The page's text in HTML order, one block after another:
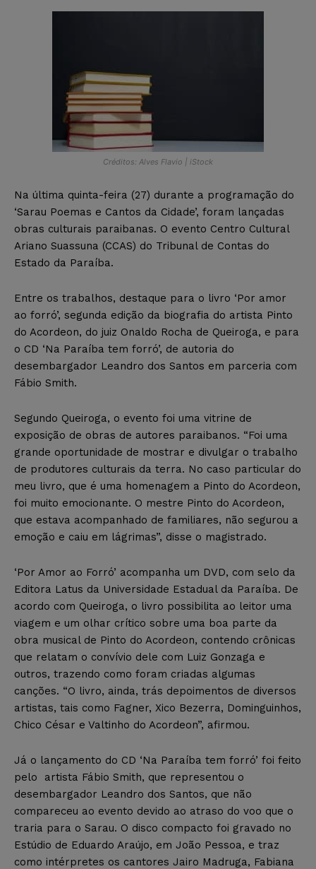
Créditos: Alves Flavio | iStock
Na última quinta-feira (27) durante a programação do
‘Sarau Poemas e Cantos da Cidade’, foram lançadas
obras culturais paraibanas. O evento Centro Cultural
Ariano Suassuna (CCAS) do Tribunal de Contas do
Estado da Paraíba.
Entre os trabalhos, destaque para o livro ‘Por amor
ao forró’, segunda edição da biografia do artista Pinto
do Acordeon, do juiz Onaldo Rocha de Queiroga, e para
o CD ‘Na Paraíba tem forró’, de autoria do
desembargador Leandro dos Santos em parceria com
Fábio Smith.
Segundo Queiroga, o evento foi uma vitrine de
exposição de obras de autores paraibanos. “Foi uma
grande oportunidade de mostrar e divulgar o trabalho
de produtores culturais da terra. No caso particular do
meu livro, que é uma homenagem a Pinto do Acordeon,
foi muito emocionante. O mestre Pinto do Acordeon,
que estava acompanhado de familiares, não segurou a
emoção e caiu em lágrimas”, disse o magistrado.
‘Por Amor ao Forró’ acompanha um DVD, com selo da
Editora Latus da Universidade Estadual da Paraíba. De
acordo com Queiroga, o livro possibilita ao leitor uma
viagem e um olhar crítico sobre uma boa parte da
obra musical de Pinto do Acordeon, contendo crônicas
que relatam o convívio dele com Luiz Gonzaga e
outros, trazendo como foram criadas algumas
canções. “O livro, ainda, trás depoimentos de diversos
artistas, tais como Fagner, Xico Bezerra, Dominguinhos,
Chico César e Valtinho do Acordeon”, afirmou.
Já o lançamento do CD ‘Na Paraíba tem forró’ foi feito
pelo artista Fábio Smith, que representou o
desembargador Leandro dos Santos, que não
compareceu ao evento devido ao atraso do voo que o
traria para o Sarau. O disco compacto foi gravado no
Estúdio de Eduardo Araújo, em João Pessoa, e traz
como intérpretes os cantores Jairo Madruga, Fabiana